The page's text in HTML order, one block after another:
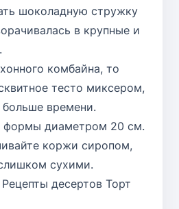
шоколадную стружку
в крупные и
комбайна, то
тесто миксером,
больше времени.
формы диаметром 20 см.
коржи сиропом,
сухими.
Рецепты десертов Торт